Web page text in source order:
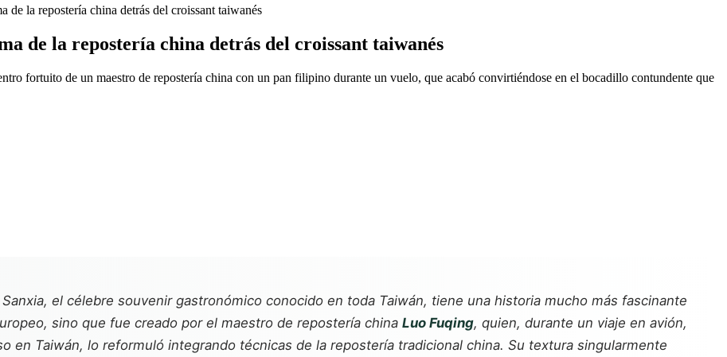
de la repostería china detrás del croissant taiwanés
de la repostería china detrás del croissant taiwanés
fortuito de un maestro de repostería china con un pan filipino durante un vuelo, que acabó convirtiéndose en el bocadillo contundente que
el célebre souvenir gastronómico conocido en toda Taiwán, tiene una historia mucho más fascinante
sino que fue creado por el maestro de repostería china Luo Fuqing, quien, durante un viaje en avión,
en Taiwán, lo reformuló integrando técnicas de la repostería tradicional china. Su textura singularmente